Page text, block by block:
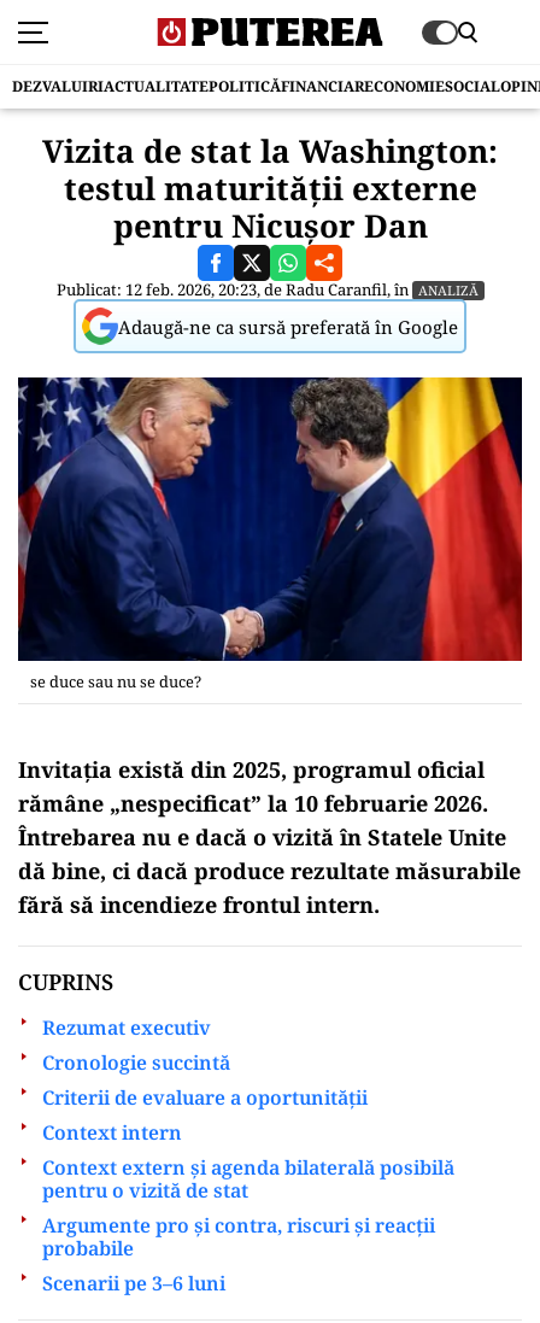
DEZVALUIRIACTUALITATEPOLITICĂFINANCIARECONOMIESOCIAL
Vizita de stat la Washington:
testul maturității externe
pentru Nicușor Dan
Publicat: 12 feb. 2026, 20:23, deRadu Caranfil, în ANALIZĂ
Adaugă-ne ca sursă preferată în Google
se duce sau nu se duce?
Invitația există din 2025, programul oficial
rămâne „nespecificat” la 10 februarie 2026.
Întrebarea nu e dacă o vizită în Statele Unite
dă bine, ci dacă produce rezultate măsurabile
fără să incendieze frontul intern.
CUPRINS
Rezumat executiv
Cronologie succintă
Criterii de evaluare a oportunității
Context intern
Context extern și agenda bilaterală posibilă
pentru o vizită de stat
Argumente pro și contra, riscuri și reacții
probabile
Scenarii pe 3–6 luni